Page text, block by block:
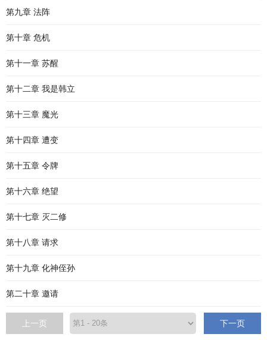
第九章 法阵
第十章 危机
第十一章 苏醒
第十二章 我是韩立
第十三章 魔光
第十四章 遭变
第十五章 令牌
第十六章 绝望
第十七章 灭二修
第十八章 请求
第十九章 化神侄孙
第二十章 邀请
上一页 下一页